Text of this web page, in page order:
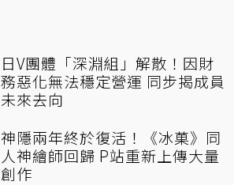
日V團體「深淵組」解散！因財
務惡化無法穩定營運 同步揭成員
未來去向
神隱兩年終於復活！《冰菓》同
人神繪師回歸 P站重新上傳大量
創作